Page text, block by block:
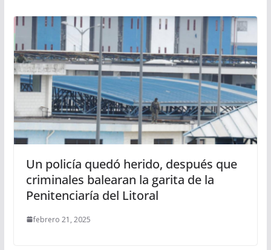
Un policía quedó herido, después que
criminales balearan la garita de la
Penitenciaría del Litoral
febrero 21, 2025